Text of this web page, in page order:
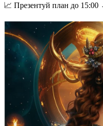
📈 Презентуй план до 15:00